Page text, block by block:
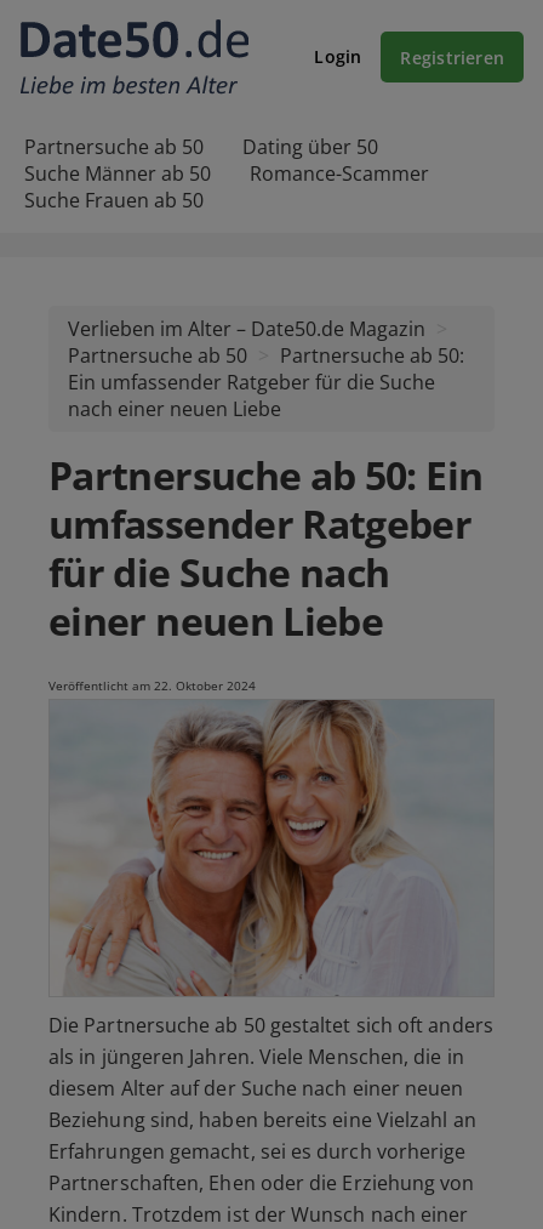
Login Registrieren
Partnersuche ab 50
Dating über 50
Suche Männer ab 50
Romance-Scammer
Suche Frauen ab 50
Verlieben im Alter – Date50.de Magazin
Partnersuche ab 50
Partnersuche ab 50:
Ein umfassender Ratgeber für die Suche
nach einer neuen Liebe
Partnersuche ab 50: Ein
umfassender Ratgeber
für die Suche nach
einer neuen Liebe
Veröffentlicht am 22. Oktober 2024
Die Partnersuche ab 50 gestaltet sich oft anders
als in jüngeren Jahren. Viele Menschen, die in
diesem Alter auf der Suche nach einer neuen
Beziehung sind, haben bereits eine Vielzahl an
Erfahrungen gemacht, sei es durch vorherige
Partnerschaften, Ehen oder die Erziehung von
Kindern. Trotzdem ist der Wunsch nach einer